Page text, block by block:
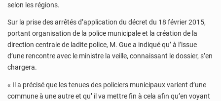
selon les régions.
Sur la prise des arrêtés d’application du décret du 18 février 2015,
portant organisation de la police municipale et la création de la
direction centrale de ladite police, M. Gue a indiqué qu’ à l’issue
d’une rencontre avec le ministre la veille, connaissant le dossier, s’en
chargera.
« Il a précisé que les tenues des policiers municipaux varient d’une
commune à une autre et qu’ il va mettre fin à cela afin qu’en voyant